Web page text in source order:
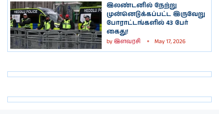
இலண்டனில் நேற்று
முன்னெடுக்கப்பட்ட இருவேறு
போராட்டங்களில் 43 பேர்
கைது!
byஇளவரசி May 17, 2026